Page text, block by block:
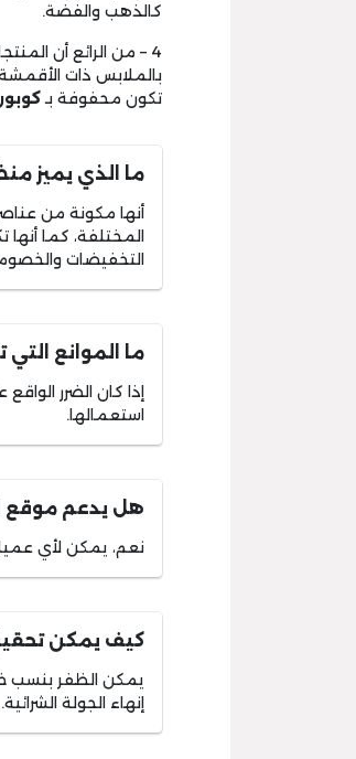
كالذهب والفضة.
4 – من الرائع أن
بالملابس ذات
تكون محفوفة بـ
ما الذي يميز
أنها مكونة من
المختلفة، كما
التخفيضات
ما الموانع
إذا كان الضرر
استعمالها.
هل يدعم موقع
نعم، يمكن لأي عميل
كيف يمكن
يمكن الظفر بنسب
إنهاء الجولة الشرائية.